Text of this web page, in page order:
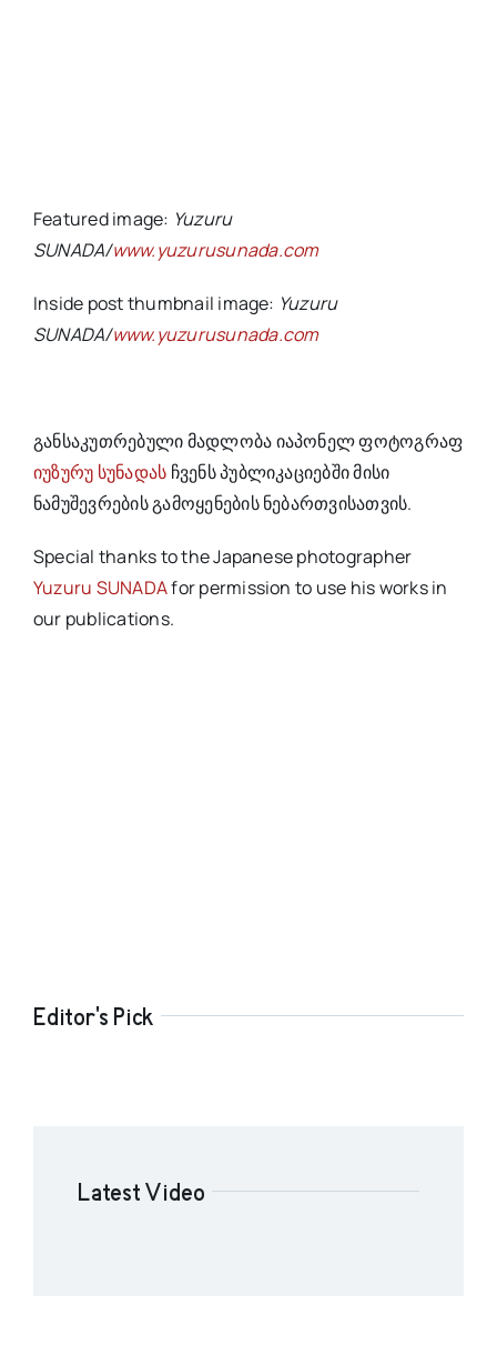
Featured image: Yuzuru
SUNADA/www.yuzurusunada.com
Inside post thumbnail image: Yuzuru
SUNADA/www.yuzurusunada.com
განსაკუთრებული მადლობა იაპონელ ფოტოგრაფ
იუზურუ სუნადას ჩვენს პუბლიკაციებში მისი
ნამუშევრების გამოყენების ნებართვისათვის.
Special thanks to the Japanese photographer
Yuzuru SUNADAfor permission to use his works in
our publications.
Editor's Pick
Latest Video